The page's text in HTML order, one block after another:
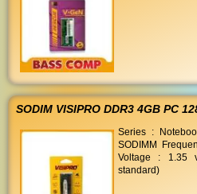
SODIM VISIPRO DDR3 4GB PC
Series :
SODIMM
Voltage : 1.35
standard)